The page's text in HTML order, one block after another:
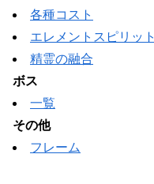
各種コスト
エレメントスピリット
精霊の融合
ボス
一覧
その他
フレーム